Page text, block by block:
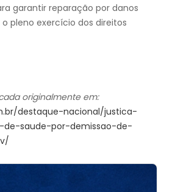
garantir reparação por danos
pleno exercício dos direitos
originalmente em:
destaque-nacional/justica-
saude-por-demissao-de-